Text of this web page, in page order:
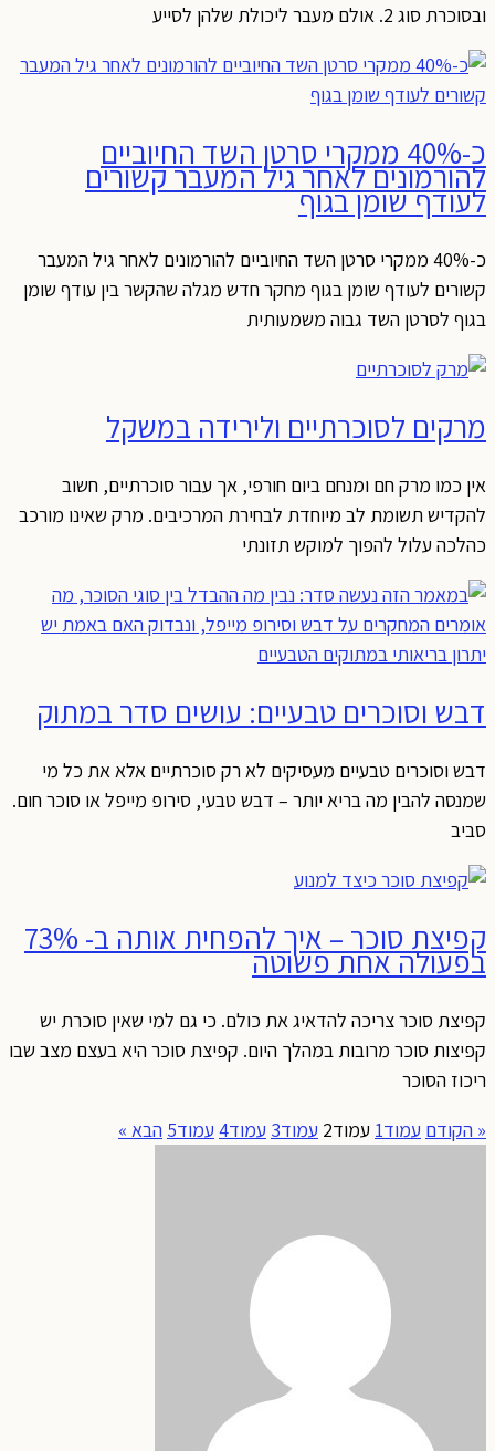
ובסוכרת סוג 2. אולם מעבר ליכולת שלהן לסייע
כ-40% ממקרי סרטן השד החיוביים
להורמונים לאחר גיל המעבר קשורים
לעודף שומן בגוף
כ-40% ממקרי סרטן השד החיוביים להורמונים לאחר גיל המעבר
קשורים לעודף שומן בגוף מחקר חדש מגלה שהקשר בין עודף שומן
בגוף לסרטן השד גבוה משמעותית
מרקים לסוכרתיים ולירידה במשקל
אין כמו מרק חם ומנחם ביום חורפי, אך עבור סוכרתיים, חשוב
להקדיש תשומת לב מיוחדת לבחירת המרכיבים. מרק שאינו מורכב
כהלכה עלול להפוך למוקש תזונתי
דבש וסוכרים טבעיים: עושים סדר במתוק
דבש וסוכרים טבעיים מעסיקים לא רק סוכרתיים אלא את כל מי
שמנסה להבין מה בריא יותר – דבש טבעי, סירופ מייפל או סוכר חום.
סביב
קפיצת סוכר – איך להפחית אותה ב- 73%
בפעולה אחת פשוטה
קפיצת סוכר צריכה להדאיג את כולם. כי גם למי שאין סוכרת יש
קפיצות סוכר מרובות במהלך היום. קפיצת סוכר היא בעצם מצב שבו
ריכוז הסוכר
« הקודם עמוד1 עמוד2 עמוד3 עמוד4 עמוד5 הבא »